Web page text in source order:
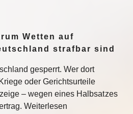
Wetten auf
strafbar sind
gesperrt. Wer dort
oder Gerichtsurteile
– wegen eines Halbsatzes
Weiterlesen